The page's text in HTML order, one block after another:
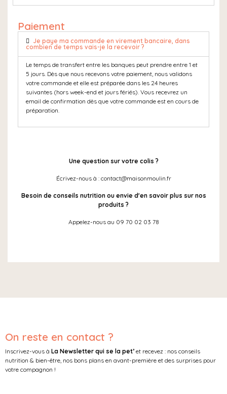
Paiement
Je paye ma commande en virement bancaire, dans
combien de temps vais-je la recevoir ?
Le temps de transfert entre les banques peut prendre entre 1 et
5 jours. Dès que nous recevons votre paiement, nous validons
votre commande et elle est préparée dans les 24 heures
suivantes (hors week-end et jours fériés). Vous recevrez un
email de confirmation dès que votre commande est en cours de
préparation.
Une question sur votre colis ?
Écrivez-nous à : contact@maisonmoulin.fr
Besoin de conseils nutrition ou envie d'en savoir plus sur nos
produits ?
Appelez-nous au 09 70 02 03 78
On reste en contact ?
Inscrivez-vous à La Newsletter qui se la pet’ et recevez : nos conseils
nutrition & bien-être, nos bons plans en avant-première et des surprises pour
votre compagnon !